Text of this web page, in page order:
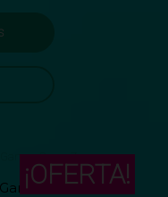
¡OFERTA!
GameZone